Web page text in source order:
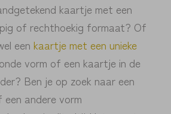
kaartje met een
of rechthoekig formaat? Of
een kaartje met een unieke
vorm of een kaartje in de
Ben je op zoek naar een
andere vorm